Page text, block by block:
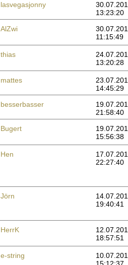
lasvegasjonny
13:23:20
AlZwi
11:15:49
thias
13:20:28
mattes
14:45:29
besserbasser
21:58:40
Bugert
15:56:38
Hen
22:27:40
Jörn
19:40:41
HerrK
18:57:51
e-string